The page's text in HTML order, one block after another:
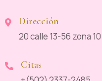
Dirección
20 calle 13-56 zona
Citas